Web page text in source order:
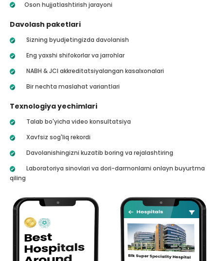
Oson hujjatlashtirish jarayoni
Davolash paketlari
Sizning byudjetingizda davolanish
Eng yaxshi shifokorlar va jarrohlar
NABH & JCI akkreditatsiyalangan kasalxonalari
Bir nechta maslahat variantlari
Texnologiya yechimlari
Talab bo'yicha video konsultatsiya
Xavfsiz sog'liq rekordi
Davolanishingizni kuzatib boring va rejalashtiring
Laboratoriya sinovlari va dori-darmonlarni onlayn buyurtma
qiling